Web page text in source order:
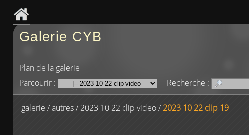
Galerie CYB
Plan de la galerie
Parcourir :
Recherche :
galerie /autres/ 2023 10 22 clip video/ 2023 10 22 clip 19